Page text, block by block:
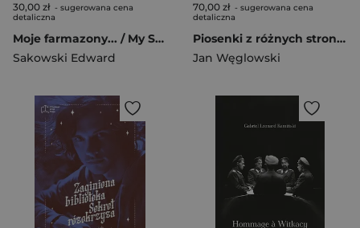
30,00 zł - sugerowana cena
detaliczna
Moje farmazony... / My Squibbles...
Sakowski Edward
70,00 zł - sugerowana cena
detaliczna
Piosenki z różnych stron życia
Jan Węglowski